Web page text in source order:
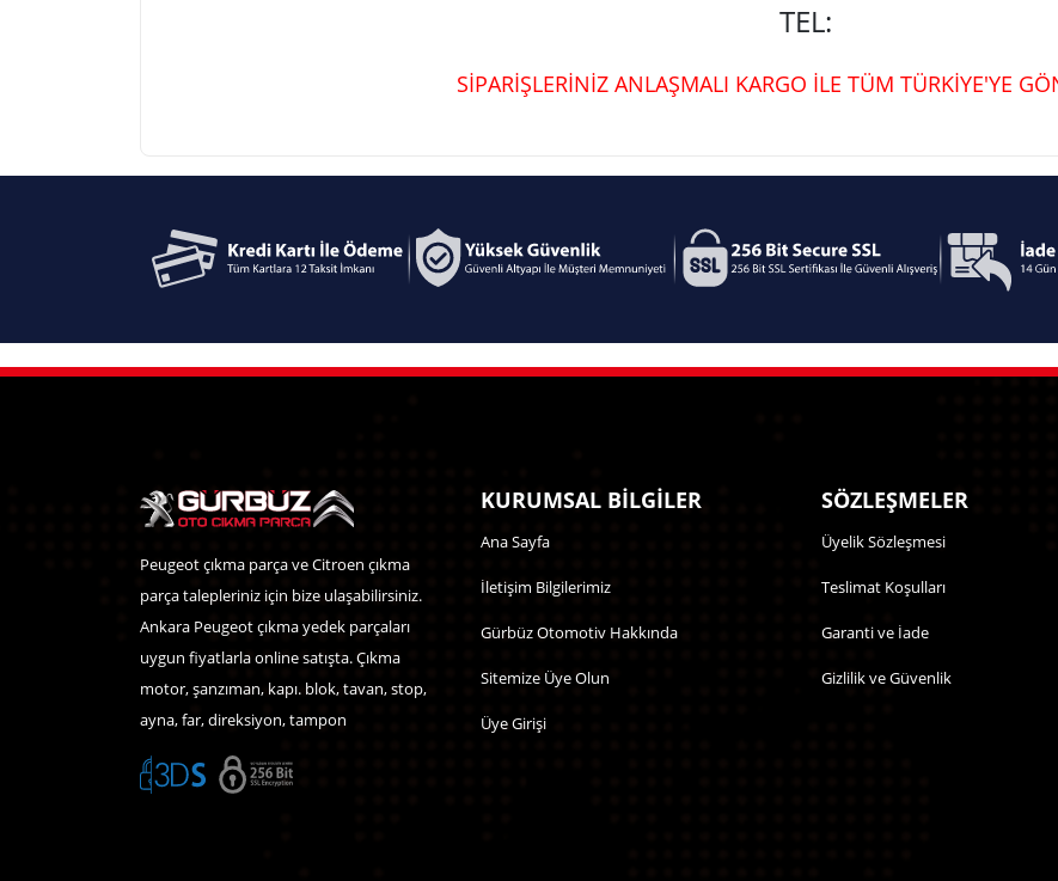
TEL:
SİPARİŞLERİNİZ ANLAŞMALI KARGO İLE TÜM TÜRKİYE'YE
Peugeot çıkma parça ve Citroen çıkma
parça talepleriniz için bize ulaşabilirsiniz.
Ankara Peugeot çıkma yedek parçaları
uygun fiyatlarla online satışta. Çıkma
motor, şanzıman, kapı. blok, tavan, stop,
ayna, far, direksiyon, tampon
KURUMSAL BİLGİLER
Ana Sayfa
İletişim Bilgilerimiz
Gürbüz Otomotiv Hakkında
Sitemize Üye Olun
Üye Girişi
SÖZLEŞMELER
Üyelik Sözleşmesi
Teslimat Koşulları
Garanti ve İade
Gizlilik ve Güvenlik